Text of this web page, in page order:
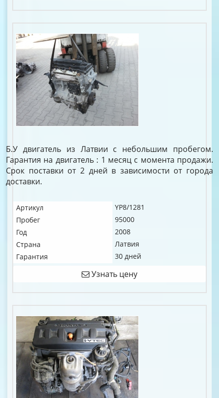
Б.У двигатель из Латвии с небольшим пробегом.
Гарантия на двигатель : 1 месяц с момента продажи.
Срок поставки от 2 дней в зависимости от города
доставки.
Артикул
YP8/1281
Пробег
95000
Год
2008
Страна
Латвия
Гарантия
30 дней
Узнать цену